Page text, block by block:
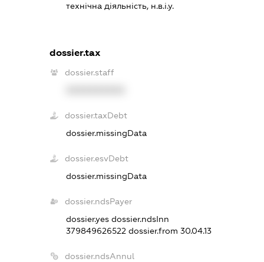
технічна діяльність, н.в.і.у.
dossier.tax
dossier.staff
dossier.taxDebt
dossier.missingData
dossier.esvDebt
dossier.missingData
dossier.ndsPayer
dossier.yes dossier.ndsInn
379849626522 dossier.from 30.04.13
dossier.ndsAnnul